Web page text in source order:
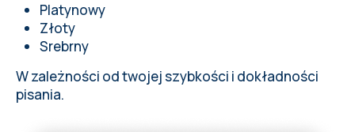
Platynowy
Złoty
Srebrny
W zależności od twojej szybkości i dokładności
pisania.